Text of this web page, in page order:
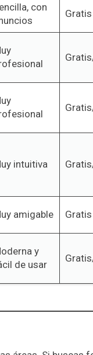
con
Gratis
intuitiva
amigable Gratis
y
de usar